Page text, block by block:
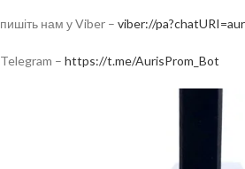
пишіть нам у Viber – viber://
Telegram – https://t.me/AurisProm_Bot